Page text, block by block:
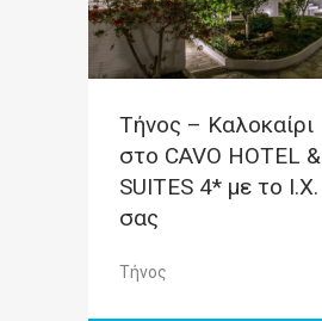
Τήνος – Καλοκαίρι
στο CAVO HOTEL &
SUITES 4* με το Ι.Χ.
σας
Τήνος